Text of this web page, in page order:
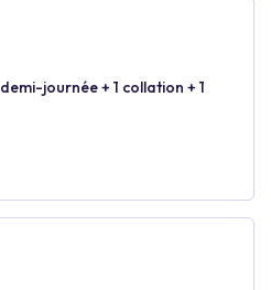
journée + 1 collation + 1